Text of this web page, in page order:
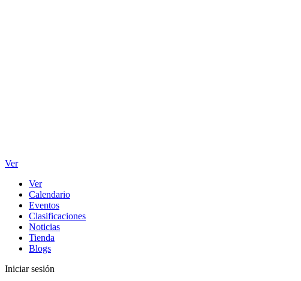
Ver
Ver
Calendario
Eventos
Clasificaciones
Noticias
Tienda
Blogs
Iniciar sesión